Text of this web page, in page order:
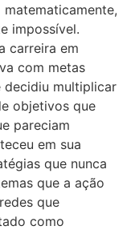
impossível.
carreira em
com metas
decidiu multiplicar
objetivos que
pareciam
em sua
que nunca
que a ação
que
como